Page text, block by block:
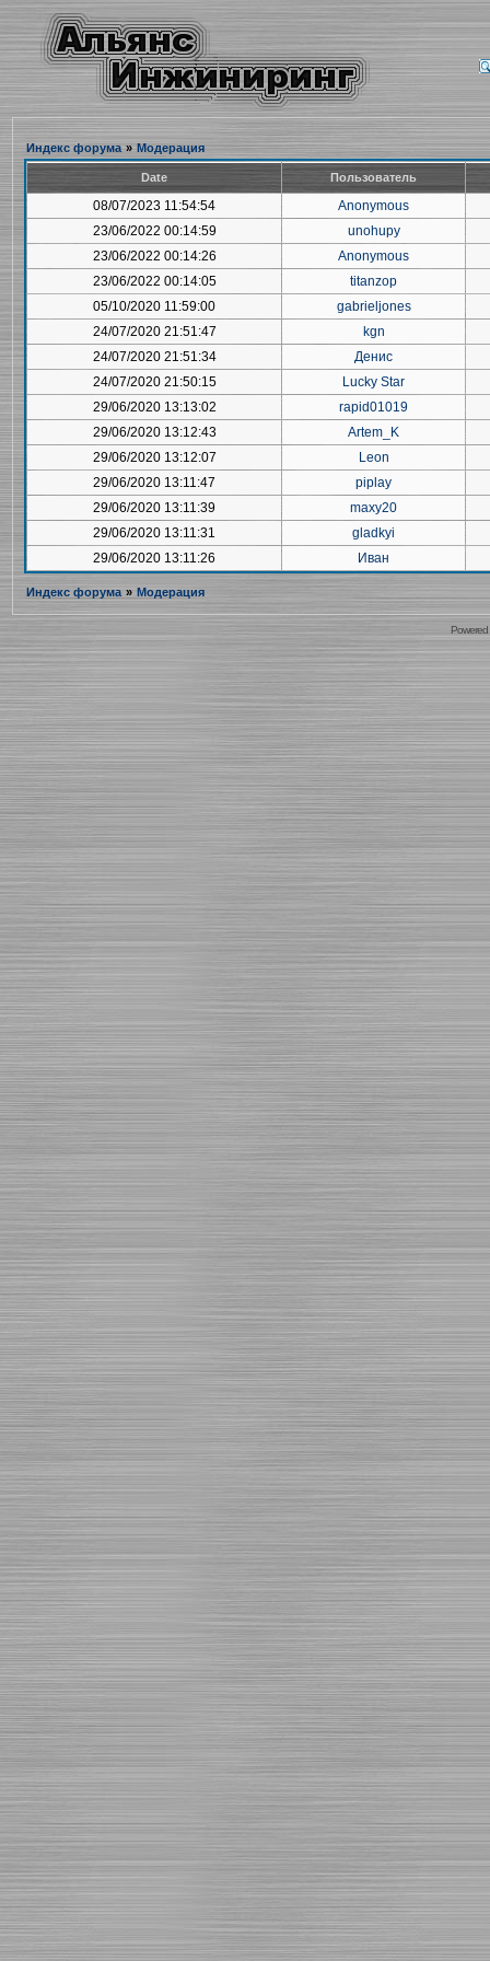
Индекс форума » Модерация
Date Пользователь
08/07/2023 11:54:54
Anonymous
23/06/2022 00:14:59
unohupy
23/06/2022 00:14:26
Anonymous
23/06/2022 00:14:05
titanzop
05/10/2020 11:59:00
gabrieljones
24/07/2020 21:51:47
kgn
24/07/2020 21:51:34
Денис
24/07/2020 21:50:15
Lucky Star
29/06/2020 13:13:02
rapid01019
29/06/2020 13:12:43
Artem_K
29/06/2020 13:12:07
Leon
29/06/2020 13:11:47
piplay
29/06/2020 13:11:39
maxy20
29/06/2020 13:11:31
gladkyi
29/06/2020 13:11:26
Иван
Индекс форума » Модерация